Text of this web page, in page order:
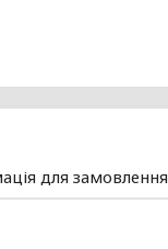
для замовлення